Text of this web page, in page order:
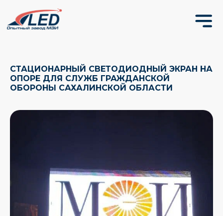
СТАЦИОНАРНЫЙ СВЕТОДИОДНЫЙ ЭКРАН НА
ОПОРЕ ДЛЯ СЛУЖБ ГРАЖДАНСКОЙ
ОБОРОНЫ САХАЛИНСКОЙ ОБЛАСТИ